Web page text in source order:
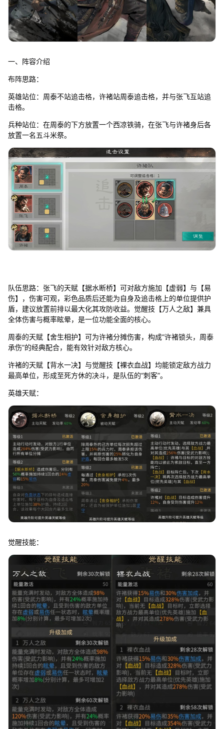
一、阵容介绍
布阵思路：
英雄站位：周泰不站追击格，许褚站周泰追击格，并与张飞互站追
击格。
兵种站位：在周泰的下方放置一个西凉铁骑，在张飞与许褚身后各
放置一名五斗米祭。
队伍思路：张飞的天赋【据水断桥】可对敌方施加【虚弱】与【易
伤】，伤害可观，彩色品质后还能为自身及追击格上的单位提供护
盾，建议放置前排以最大化其攻防收益。觉醒技【万人之敌】兼具
全体伤害与概率眩晕，是一位功能全面的核心。
周泰的天赋【舍生相护】可为许褚分摊伤害，构成“许褚锁头，周泰
承伤”的经典配合，能有效针对敌方核心。
许褚的天赋【背水一决】与觉醒技【裸衣血战】均能锁定敌方战力
最高单位，形成至死方休的决斗，是队伍的“刺客”。
英雄天赋：
觉醒技能：